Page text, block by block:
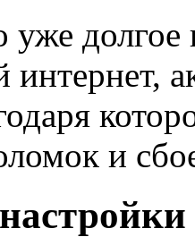
уже долгое
интернет,
и